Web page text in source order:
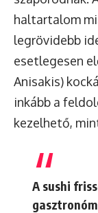
haltartalom
legrövidebb
esetlegesen
Anisakis)
inkább a
kezelhető,
A sushi